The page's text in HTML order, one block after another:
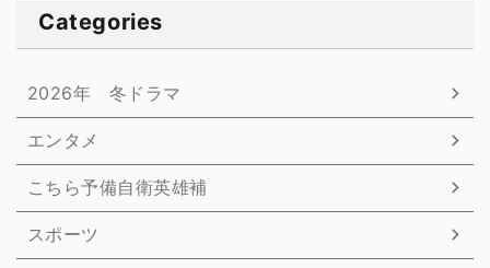
Categories
2026年 冬ドラマ
エンタメ
こちら予備自衛英雄補
スポーツ